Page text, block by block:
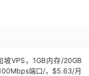
坡VPS，1GB内存/20GB
端口/，$5.63/月